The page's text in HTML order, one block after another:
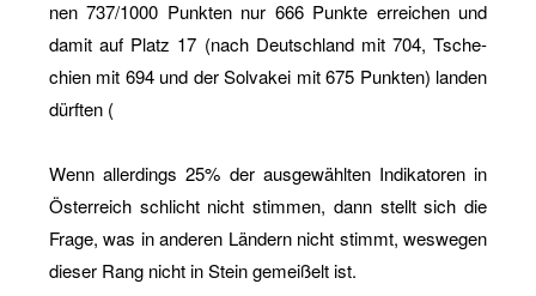
nen 737/1000 Punk­ten nur 666 Punk­te er­rei­chen und
damit auf Platz 17 (nach Deutsch­land mit 704, Tsche­
chi­en mit 694 und der Sol­va­kei mit 675 Punk­ten) lan­den
dürf­ten (
Wenn al­ler­dings 25% der aus­ge­wähl­ten In­di­ka­to­ren in
Ös­ter­reich schlicht nicht stim­men, dann stellt sich die
Frage, was in an­de­ren Län­dern nicht stimmt, wes­we­gen
die­ser Rang nicht in Stein ge­mei­ßelt ist.